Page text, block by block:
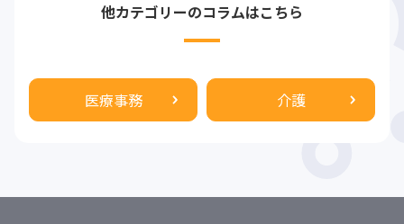
他カテゴリーのコラムはこちら
医療事務 介護